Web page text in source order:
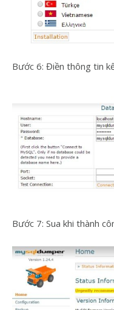
Bước 6: Điền thông tin
Bước 7: Sua khi thành